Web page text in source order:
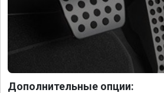
Дополнительные опции: